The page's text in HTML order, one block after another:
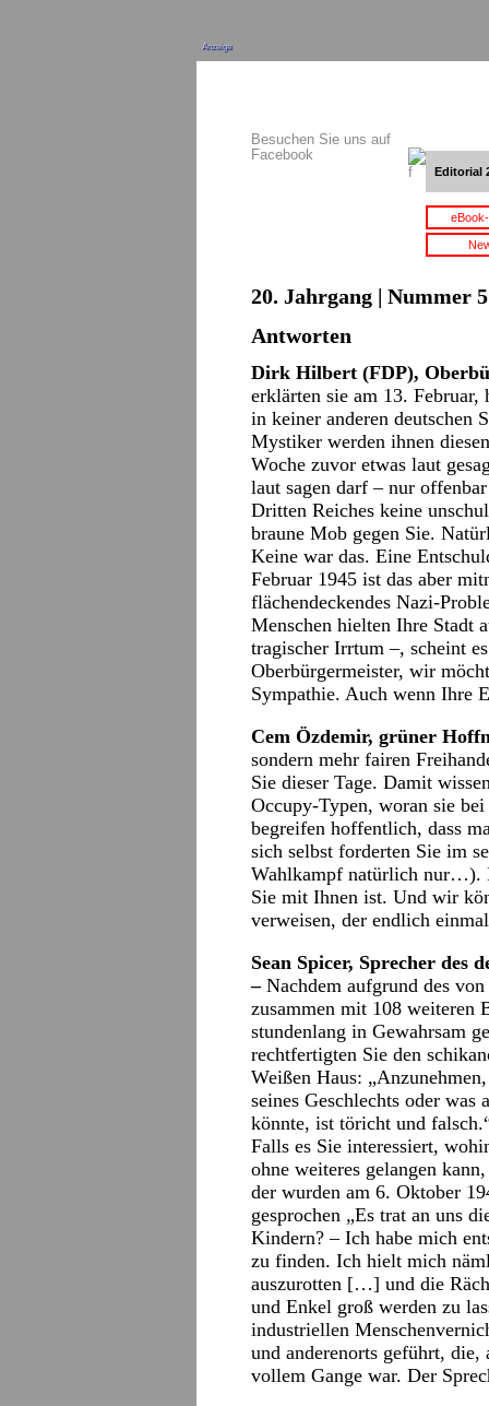
Anzeige
Besuchen Sie uns auf
Facebook
Editorial
20. Jahrgang | Nummer
Antworten
Dirk Hilbert (FDP),
erklärten sie am 13.
in keiner anderen deutschen
Mystiker werden ihnen
Woche zuvor etwas laut
laut sagen darf – nur
Dritten Reiches keine
braune Mob gegen Sie.
Keine war das. Eine
Februar 1945 ist das aber
flächendeckendes Nazi-
Menschen hielten Ihre Stadt
tragischer Irrtum –, scheint
Oberbürgermeister, wir
Sympathie. Auch wenn Ihre
Cem Özdemir, grüner
sondern mehr fairen
Sie dieser Tage. Damit
Occupy-Typen, woran sie
begreifen hoffentlich, dass
sich selbst forderten Sie im
Wahlkampf natürlich nur…).
Sie mit Ihnen ist. Und wir
verweisen, der endlich
Sean Spicer, Sprecher des
– Nachdem aufgrund des
zusammen mit 108 weiteren
stundenlang in Gewahrsam
rechtfertigten Sie den
Weißen Haus:
seines Geschlechts oder
könnte, ist töricht und
Falls es Sie interessiert,
ohne weiteres gelangen
der wurden am 6. Oktober
gesprochen „Es trat an uns
Kindern? – Ich habe mich
zu finden. Ich hielt mich
auszurotten […] und die
und Enkel groß werden zu
industriellen
und anderenorts geführt, die,
vollem Gange war. Der